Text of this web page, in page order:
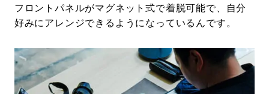
フロントパネルがマグネット式で着脱可能で、自分
好みにアレンジできるようになっているんです。